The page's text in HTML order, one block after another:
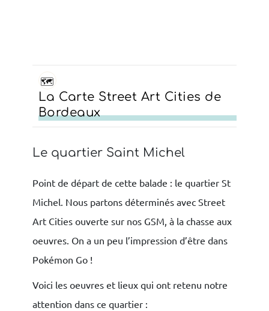
🗺️
La Carte Street Art Cities de
Bordeaux
Le quartier Saint Michel
Point de départ de cette balade : le quartier St
Michel. Nous partons déterminés avec Street
Art Cities ouverte sur nos GSM, à la chasse aux
oeuvres. On a un peu l’impression d’être dans
Pokémon Go !
Voici les oeuvres et lieux qui ont retenu notre
attention dans ce quartier :